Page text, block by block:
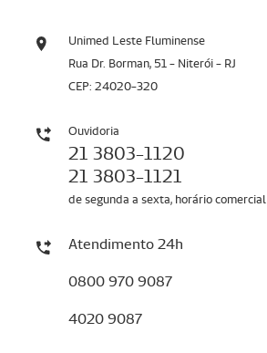
Unimed Leste Fluminense
Rua Dr. Borman, 51 - Niterói - RJ
CEP: 24020-320
Ouvidoria
21 3803-1120
21 3803-1121
de segunda a sexta, horário comercial
Atendimento 24h
0800 970 9087
4020 9087